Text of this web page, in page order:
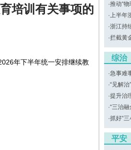
培训有关事项的
年下半年统一安排继续教
·推动“物
·上半年
·浙江持
·拦截黄
综治
·急事难
·“见解治
·提升治
·“三治融
·抓好“
平安